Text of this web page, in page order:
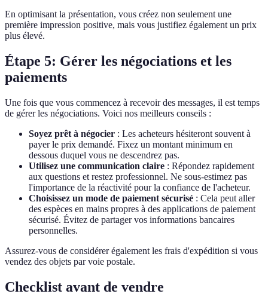
En optimisant la présentation, vous créez non seulement une
première impression positive, mais vous justifiez également un prix
plus élevé.
Étape 5: Gérer les négociations et les
paiements
Une fois que vous commencez à recevoir des messages, il est temps
de gérer les négociations. Voici nos meilleurs conseils :
Soyez prêt à négocier : Les acheteurs hésiteront souvent à
payer le prix demandé. Fixez un montant minimum en
dessous duquel vous ne descendrez pas.
Utilisez une communication claire : Répondez rapidement
aux questions et restez professionnel. Ne sous-estimez pas
l'importance de la réactivité pour la confiance de l'acheteur.
Choisissez un mode de paiement sécurisé : Cela peut aller
des espèces en mains propres à des applications de paiement
sécurisé. Évitez de partager vos informations bancaires
personnelles.
Assurez-vous de considérer également les frais d'expédition si vous
vendez des objets par voie postale.
Checklist avant de vendre